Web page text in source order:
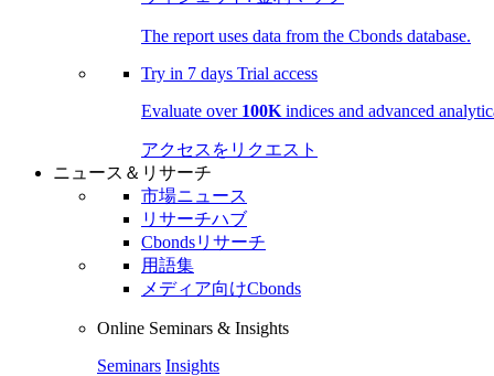
The report uses data from the Cbonds database.
Try in 7 days Trial access
Evaluate over 100K indices and advanced
アクセスをリクエスト
ニュース＆リサーチ
市場ニュース
リサーチハブ
Cbondsリサーチ
用語集
メディア向けCbonds
Online Seminars & Insights
Seminars Insights